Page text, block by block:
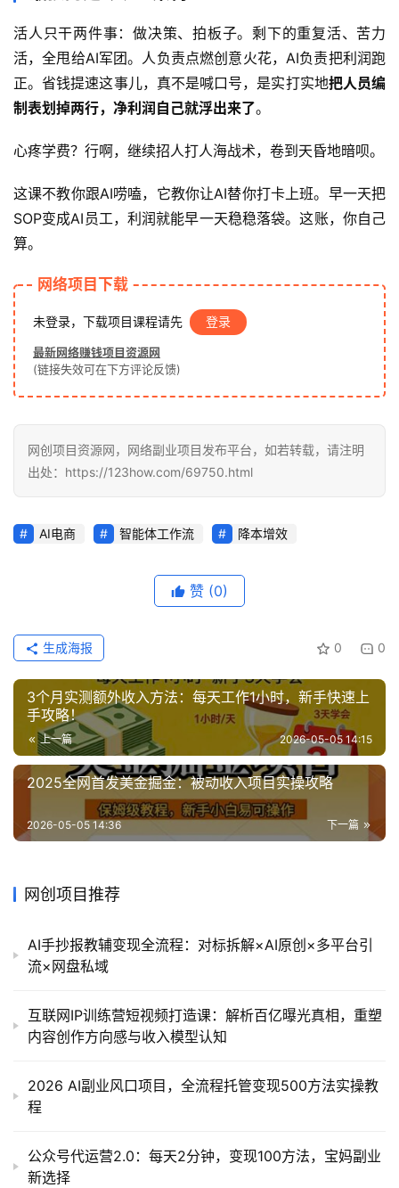
快
讯
钱
目
创
泡
网
福
创
活人只干两件事：做决策、拍板子。剩下的重复活、苦力
活，全甩给AI军团。人负责点燃创意火花，AI负责把利润跑
正。省钱提速这事儿，真不是喊口号，是实打实地把人员编
制表划掉两行，净利润自己就浮出来了。
心疼学费？行啊，继续招人打人海战术，卷到天昏地暗呗。
这课不教你跟AI唠嗑，它教你让AI替你打卡上班。早一天把
SOP变成AI员工，利润就能早一天稳稳落袋。这账，你自己
算。
网络项目下载
未登录，下载项目课程请先 登录
最新网络赚钱项目资源网
(链接失效可在下方评论反馈)
网创项目资源网，网络副业项目发布平台，如若转载，请注明
出处：https://123how.com/69750.html
AI电商 智能体工作流 降本增效
赞 (0)
0 0
生成海报
3个月实测额外收入方法：每天工作1小时，新手快速上
手攻略！
上一篇 2026-05-05 14:15
2025全网首发美金掘金：被动收入项目实操攻略
下一篇
2026-05-05 14:36
网创项目推荐
AI手抄报教辅变现全流程：对标拆解×AI原创×多平台引
流×网盘私域
互联网IP训练营短视频打造课：解析百亿曝光真相，重塑
内容创作方向感与收入模型认知
2026 AI副业风口项目，全流程托管变现500方法实操教
程
公众号代运营2.0：每天2分钟，变现100方法，宝妈副业
新选择